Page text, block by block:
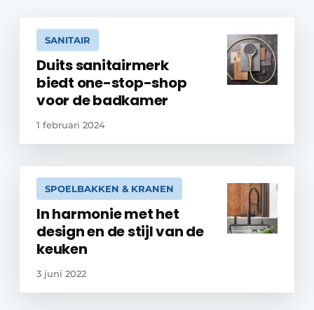
SANITAIR
Duits sanitairmerk
biedt one-stop-shop
voor de badkamer
1 februari 2024
SPOELBAKKEN & KRANEN
In harmonie met het
design en de stijl van de
keuken
3 juni 2022